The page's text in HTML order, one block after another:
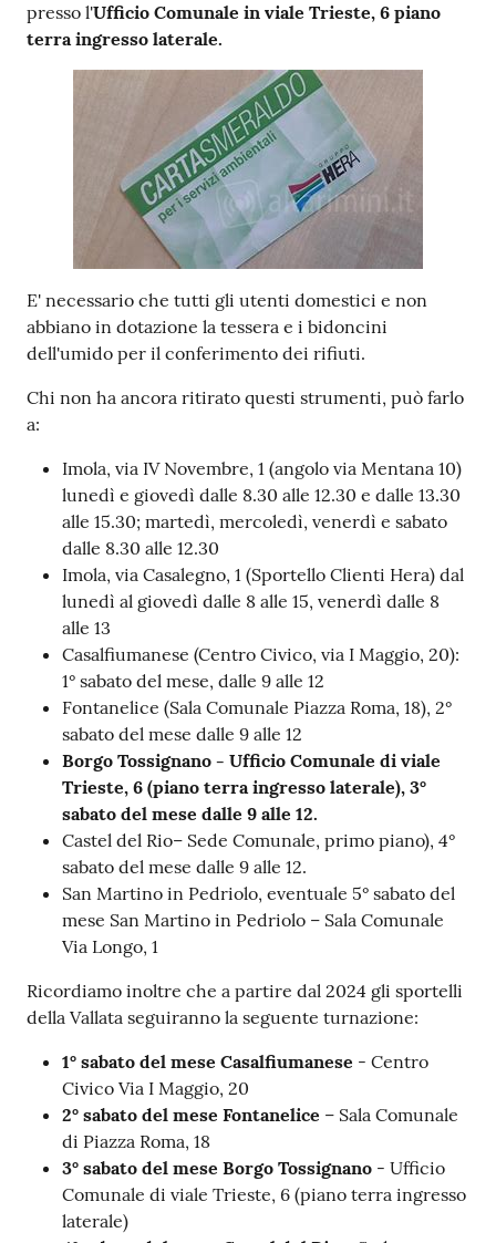
presso l'Ufficio Comunale in viale Trieste, 6 piano
terra ingresso laterale.
E' necessario che tutti gli utenti domestici e non
abbiano in dotazione la tessera e i bidoncini
dell'umido per il conferimento dei rifiuti.
Chi non ha ancora ritirato questi strumenti, può farlo
a:
Imola, via IV Novembre, 1 (angolo via Mentana 10)
lunedì e giovedì dalle 8.30 alle 12.30 e dalle 13.30
alle 15.30; martedì, mercoledì, venerdì e sabato
dalle 8.30 alle 12.30
Imola, via Casalegno, 1 (Sportello Clienti Hera) dal
lunedì al giovedì dalle 8 alle 15, venerdì dalle 8
alle 13
Casalfiumanese (Centro Civico, via I Maggio, 20):
1° sabato del mese, dalle 9 alle 12
Fontanelice (Sala Comunale Piazza Roma, 18), 2°
sabato del mese dalle 9 alle 12
Borgo Tossignano - Ufficio Comunale di viale
Trieste, 6 (piano terra ingresso laterale), 3°
sabato del mese dalle 9 alle 12.
Castel del Rio– Sede Comunale, primo piano), 4°
sabato del mese dalle 9 alle 12.
San Martino in Pedriolo, eventuale 5° sabato del
mese San Martino in Pedriolo – Sala Comunale
Via Longo, 1
Ricordiamo inoltre che a partire dal 2024 gli sportelli
della Vallata seguiranno la seguente turnazione:
1° sabato del mese Casalfiumanese - Centro
Civico Via I Maggio, 20
2° sabato del mese Fontanelice – Sala Comunale
di Piazza Roma, 18
3° sabato del mese Borgo Tossignano - Ufficio
Comunale di viale Trieste, 6 (piano terra ingresso
laterale)